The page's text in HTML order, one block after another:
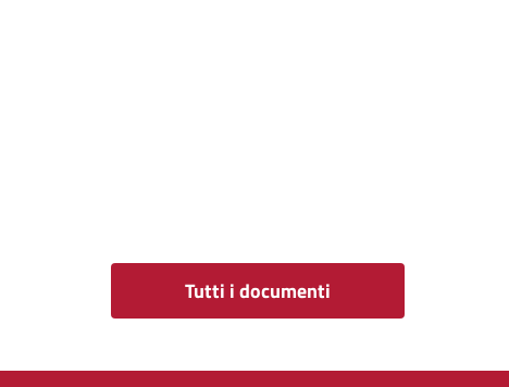
Tutti i documenti